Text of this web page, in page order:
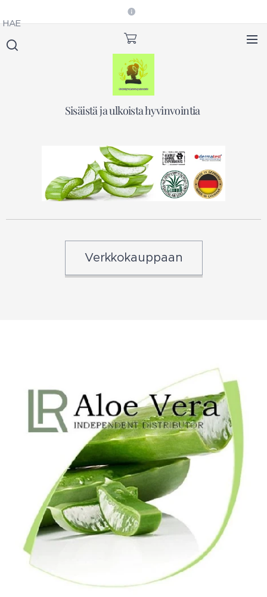
Sisäistä ja ulkoista hyvinvointia
HAE
Verkkokauppaan